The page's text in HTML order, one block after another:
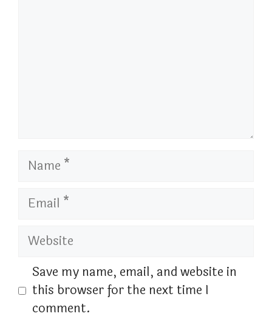
Name
Email
Website
Save my name, email, and website in
this browser for the next time I
comment.